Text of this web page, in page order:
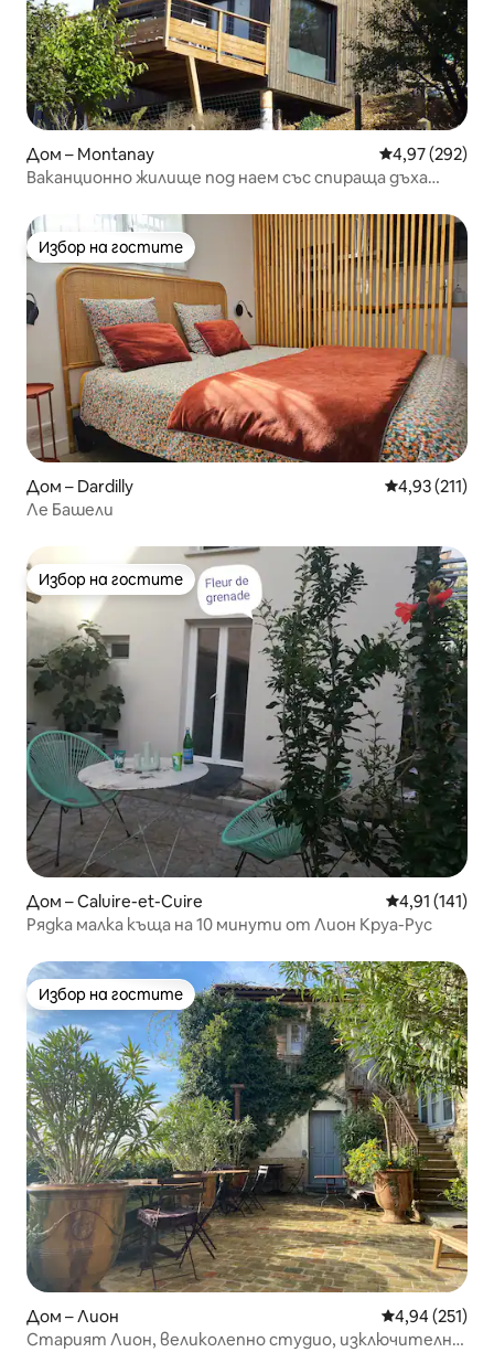
Дом – Montanay Средна
4,97 (292)
Ваканционно жилище под наем със спираща дъха
Избор на гостите
Избор на гостите
Дом – Dardilly Средна
4,93 (211)
Ле Башели
Избор на гостите
Избор на гостите
Дом – Caluire-et-Cuire Средна
4,91 (141)
Рядка малка къща на 10 минути от Лион Круа-Рус
Избор на гостите
Избор на гостите
Дом – Лион Средна
4,94 (251)
Старият Лион, великолепно студио, изключителна